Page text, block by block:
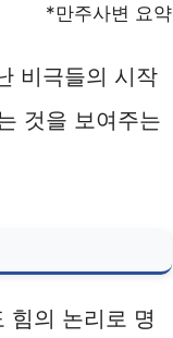
*만주사변 요약
비극들의 시작
것을 보여주는
힘의 논리로 명